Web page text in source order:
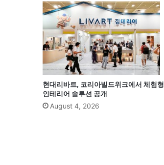
현대리바트, 코리아빌드위크에서 체험형
인테리어 솔루션 공개
August 4, 2026